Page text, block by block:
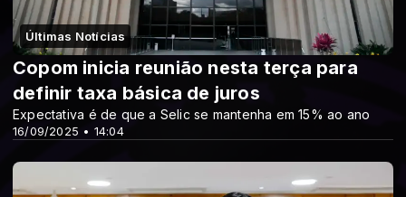
Últimas Notícias
16/09/2025 • 14:04
Copom inicia reunião nesta terça para
definir taxa básica de juros
Expectativa é de que a Selic se mantenha em 15% ao ano